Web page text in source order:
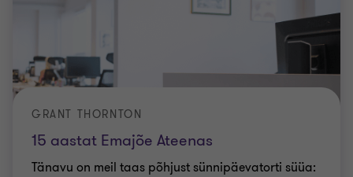
15 aastat Emajõe Ateenas
GRANT THORNTON
Tänavu on meil taas põhjust sünnipäevatorti süüa: